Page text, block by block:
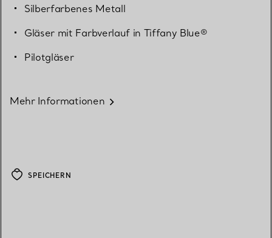
Silberfarbenes Metall
Gläser mit Farbverlauf in Tiffany Blue®
Pilotgläser
Mehr Informationen
SPEICHERN